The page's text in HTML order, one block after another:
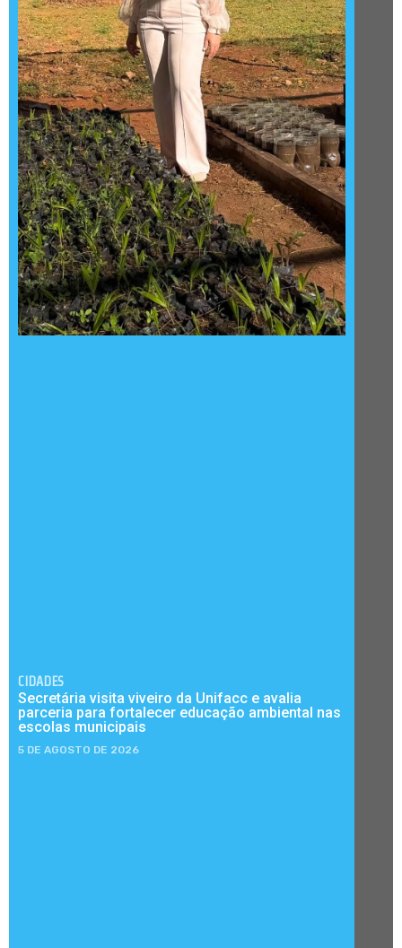
CIDADES
Secretária visita viveiro da Unifacc e avalia
parceria para fortalecer educação ambiental nas
escolas municipais
5 DE AGOSTO DE 2026